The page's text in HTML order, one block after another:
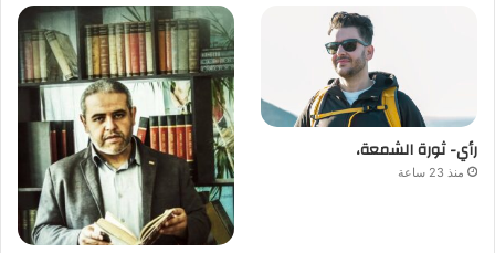
رأي- ثورة الشمعة،
منذ 23 ساعة